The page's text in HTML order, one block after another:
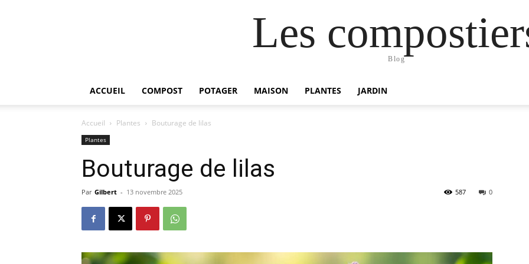
Les
Blog
ACCUEIL COMPOST POTAGER MAISON PLANTES JARDIN
Accueil Plantes Bouturage de lilas
Plantes
Bouturage de lilas
Par Gilbert - 13 novembre 2025 0
587